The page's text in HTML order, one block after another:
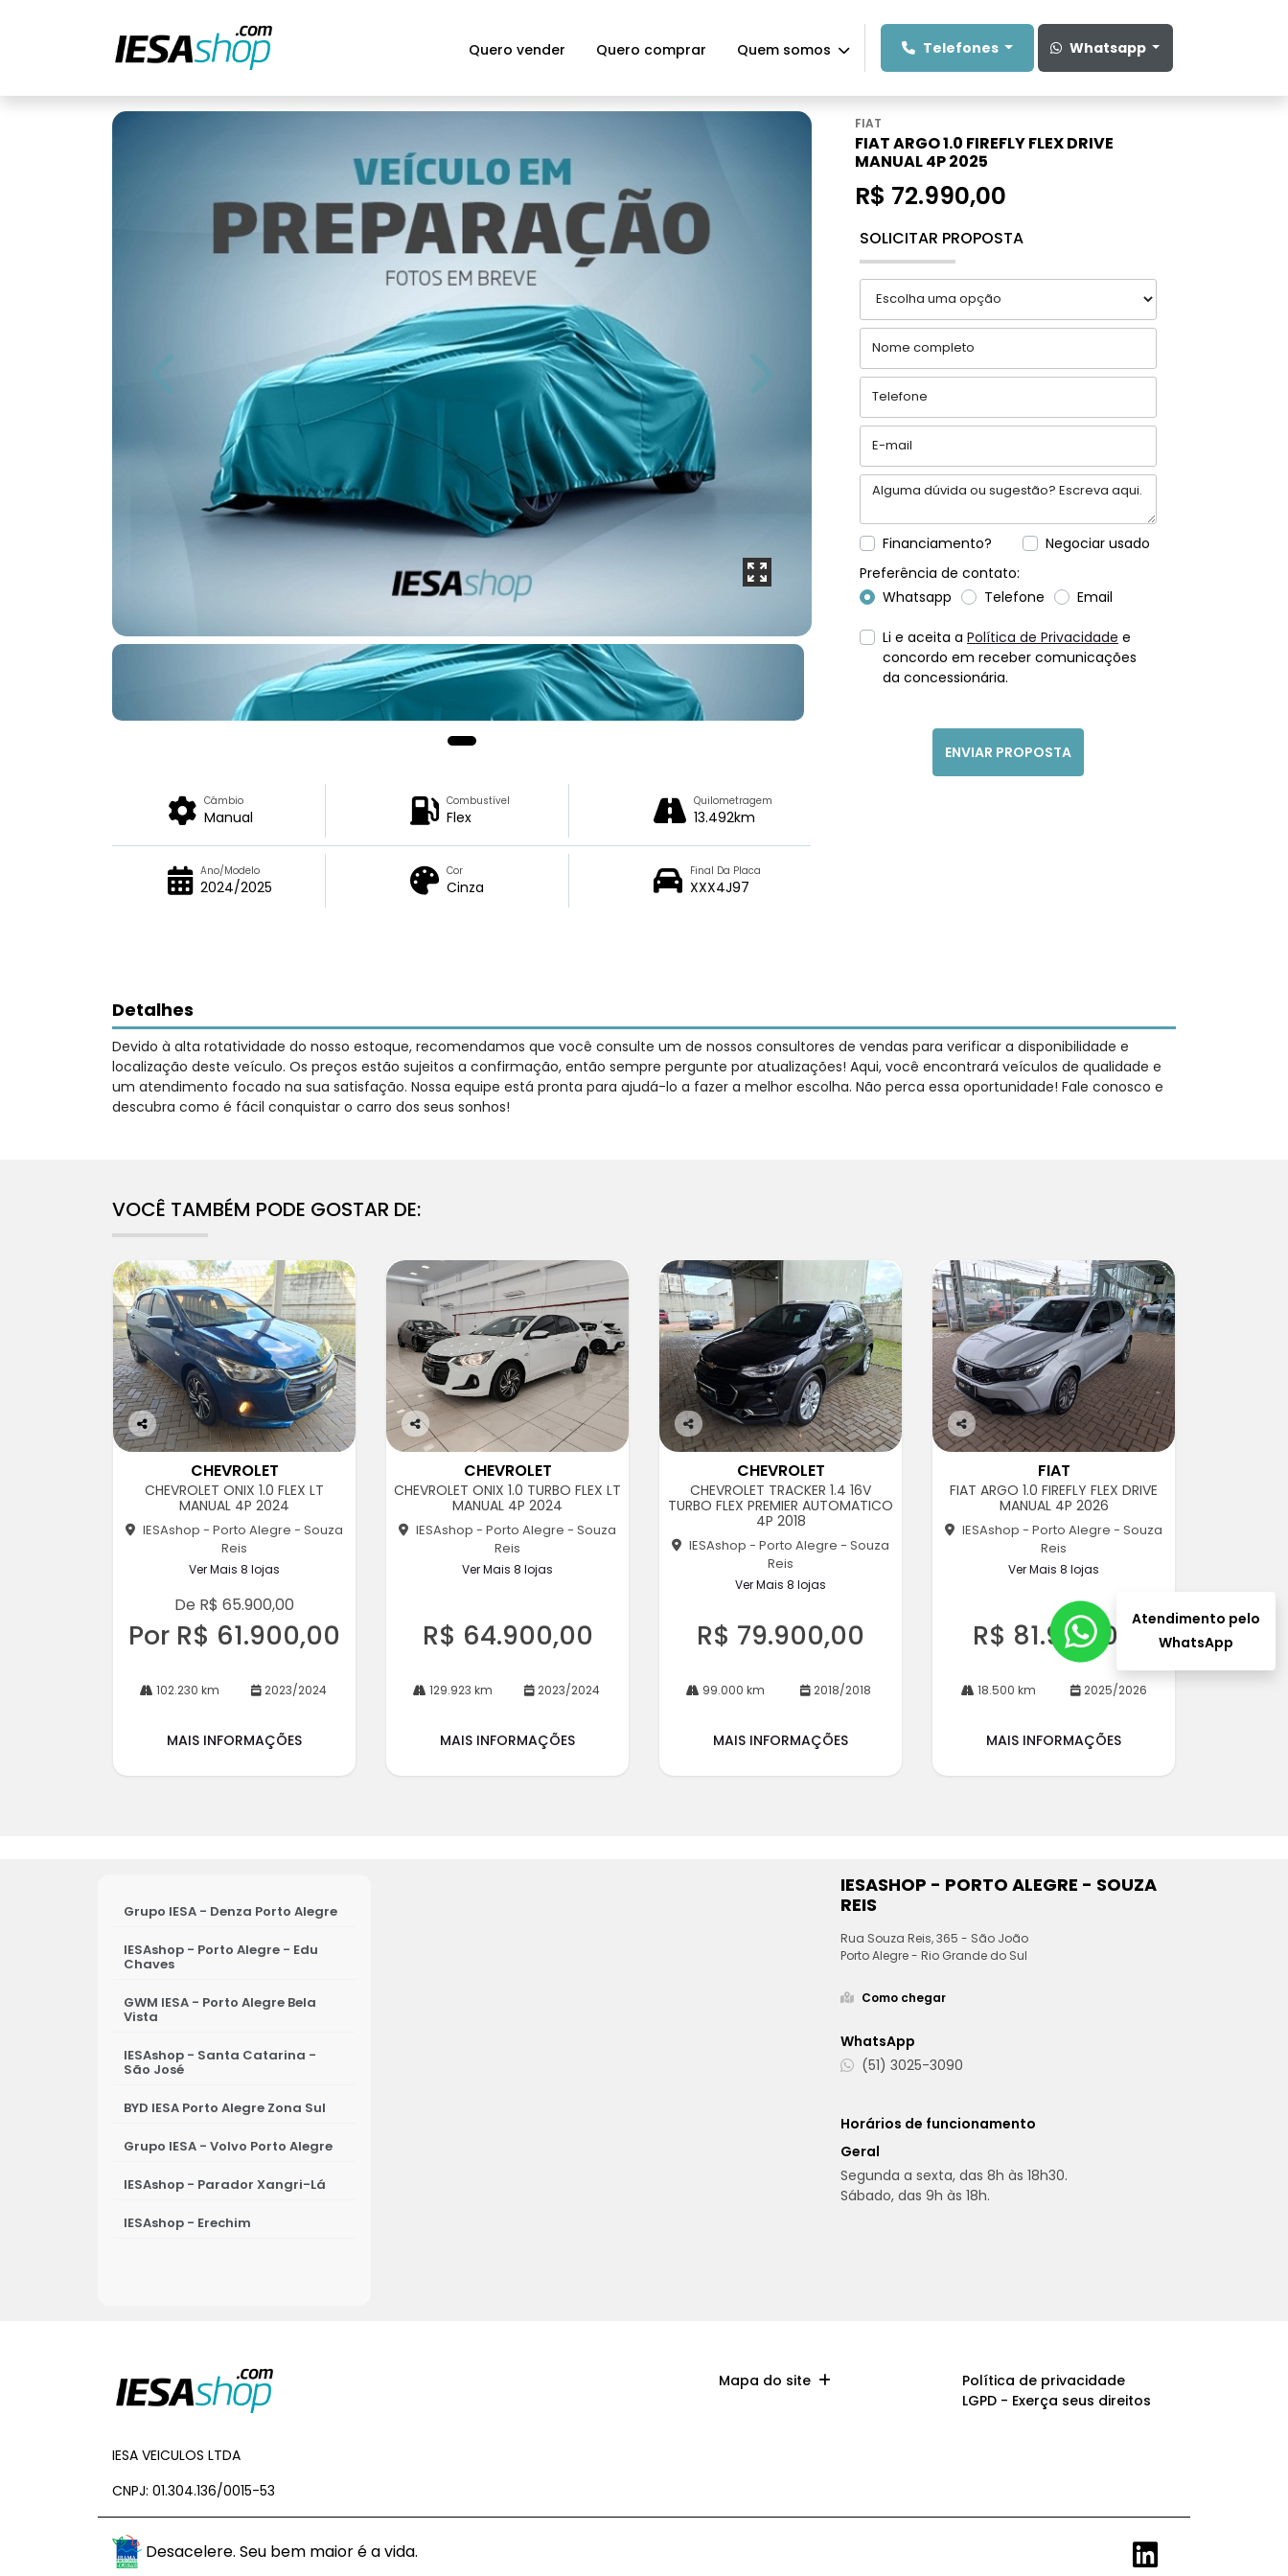
Quero vender Quero comprar Quem somos Telefones Whatsapp
FIAT
FIAT ARGO 1.0 FIREFLY FLEX DRIVE
MANUAL 4P 2025
R$ 72.990,00
SOLICITAR PROPOSTA
Financiamento?
Negociar usado
Preferência de contato:
Whatsapp
Telefone Email
Li e aceita a Política de Privacidade e
concordo em receber comunicações
da concessionária.
ENVIAR PROPOSTA
Câmbio
Manual
Combustível
Flex
Quilometragem
13.492km
Ano/Modelo
2024/2025
Cor
Cinza
Final Da Placa
XXX4J97
Detalhes
Devido à alta rotatividade do nosso estoque, recomendamos que você consulte um de nossos consultores de vendas para verificar a disponibilidade e
localização deste veículo. Os preços estão sujeitos a confirmação, então sempre pergunte por atualizações! Aqui, você encontrará veículos de qualidade e
um atendimento focado na sua satisfação. Nossa equipe está pronta para ajudá-lo a fazer a melhor escolha. Não perca essa oportunidade! Fale conosco e
descubra como é fácil conquistar o carro dos seus sonhos!
VOCÊ TAMBÉM PODE GOSTAR DE:
Co
rtil
CHEVROLET
CHEVROLET ONIX 1.0 FLEX LT
MANUAL 4P 2024
IESAshop - Porto Alegre - Souza
Reis
Ver Mais 8 lojas
De R$ 65.900,00
Por R$ 61.900,00
102.230 km 2023/2024
MAIS INFORMAÇÕES
Co
rtil
CHEVROLET
CHEVROLET ONIX 1.0 TURBO FLEX LT
MANUAL 4P 2024
IESAshop - Porto Alegre - Souza
Reis
Ver Mais 8 lojas
R$ 64.900,00
129.923 km 2023/2024
MAIS INFORMAÇÕES
Co
rtil
he
CHEVROLET
CHEVROLET TRACKER 1.4 16V
TURBO FLEX PREMIER AUTOMATICO
4P 2018
IESAshop - Porto Alegre - Souza
Reis
Ver Mais 8 lojas
R$ 79.900,00
99.000 km 2018/2018
MAIS INFORMAÇÕES
Co
rtil
FIAT
FIAT ARGO 1.0 FIREFLY FLEX DRIVE
MANUAL 4P 2026
IESAshop - Porto Alegre - Souza
Reis
Ver Mais 8 lojas
R$ 81.990,00
18.500 km 2025/2026
MAIS INFORMAÇÕES
Grupo IESA - Denza Porto Alegre
IESAshop - Porto Alegre - Edu
Chaves
GWM IESA - Porto Alegre Bela
Vista
BYD IESA Porto Alegre Zona Sul
Grupo IESA - Volvo Porto Alegre
IESAshop - Porto Alegre - Souza
IESAshop - Canoas
IESAshop - Erechim
BYD IESA Ijuí
IESAshop - Novo Hamburgo
IESAshop - Parador Xangri-Lá
IESAshop - Passo Fundo
IESAshop - Santa Catarina -
São José
IESASHOP - PORTO ALEGRE - SOUZA
REIS
Rua Souza Reis, 365 - São João
Porto Alegre - Rio Grande do Sul
Como chegar
WhatsApp
(51) 3025-3090
Horários de funcionamento
Geral
Segunda a sexta, das 8h às 18h30.
Sábado, das 9h às 18h.
Mapa do site
Política de privacidade
LGPD - Exerça seus direitos
IESA VEICULOS LTDA
CNPJ: 01.304.136/0015-53
Desacelere. Seu bem maior é a vida.
Atendimento pelo
WhatsApp